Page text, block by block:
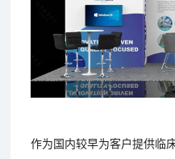
作为国内较早为客户提供临